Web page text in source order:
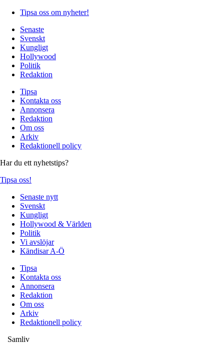
Tipsa oss om nyheter!
Senaste
Svenskt
Kungligt
Hollywood
Politik
Redaktion
Tipsa
Kontakta oss
Annonsera
Redaktion
Om oss
Arkiv
Redaktionell policy
Har du ett nyhetstips?
Tipsa oss!
Senaste nytt
Svenskt
Kungligt
Hollywood & Världen
Politik
Vi avslöjar
Kändisar A-Ö
Tipsa
Kontakta oss
Annonsera
Redaktion
Om oss
Arkiv
Redaktionell policy
Samliv